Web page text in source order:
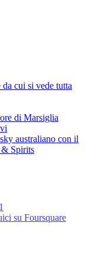
cui si vede tutta
di Marsiglia
australiano con il
& Spirits